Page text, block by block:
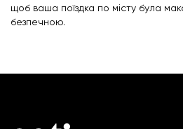
щоб ваша поїздка по місту була
безпечною.